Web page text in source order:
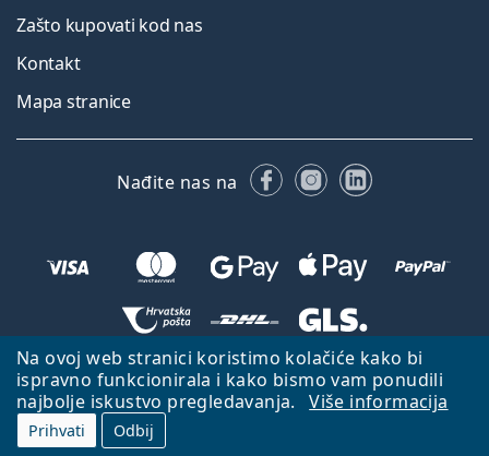
Na ovoj web stranici koristimo kolačiće kako bi
ispravno funkcionirala i kako bismo vam ponudili
najbolje iskustvo pregledavanja.
Više informacija
Prihvati Odbij
Zašto kupovati kod nas
Kontakt
Mapa stranice
Nađite nas na FacebookuInstagramu
LinkedIn
Natrag na početnu stranicu
Lentiamo.hr je u vlasništvu i upravljanju tvrtke Lentiamo s.r.o., Češka
Republika